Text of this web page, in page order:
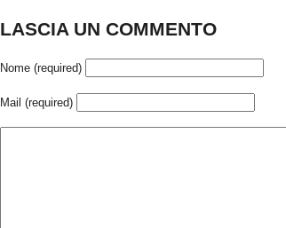
LASCIA UN COMMENTO
Nome (required)
Mail (required)